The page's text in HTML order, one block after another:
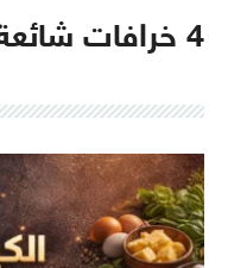
4 خرافات شائعة عن الدهون